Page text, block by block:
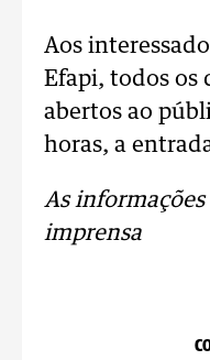
Aos
Efapi, todos os
abertos ao
horas, a
As informações
imprensa